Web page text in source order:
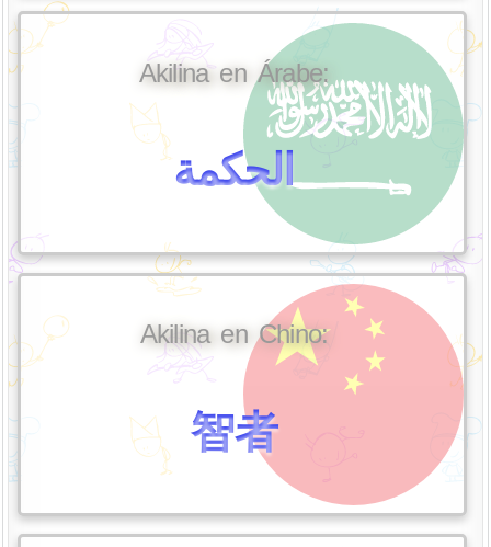
Akilina en Árabe:
الحكمة
Akilina en Chino:
智者